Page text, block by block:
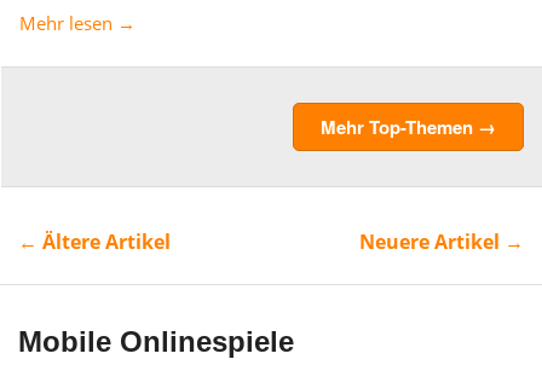
Mehr lesen →
Mehr Top-Themen →
← Ältere Artikel Neuere Artikel →
Mobile Onlinespiele